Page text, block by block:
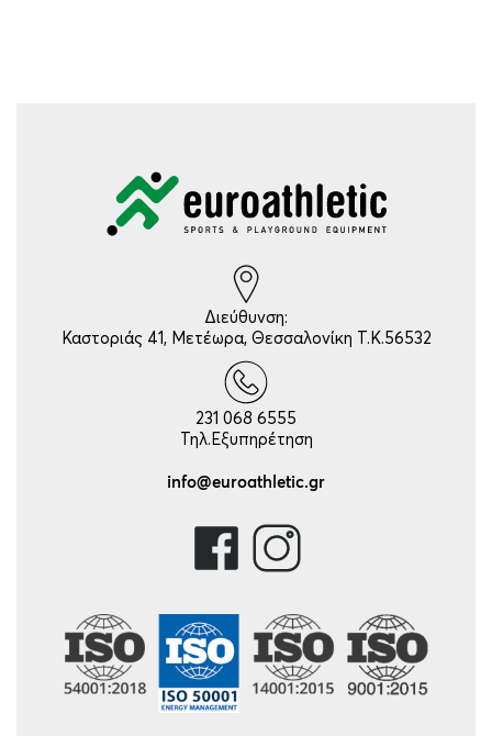
Διεύθυνση:
Καστοριάς 41, Μετέωρα, Θεσσαλονίκη Τ.Κ.56532
231 068 6555
Τηλ.Εξυπηρέτηση
info@euroathletic.gr